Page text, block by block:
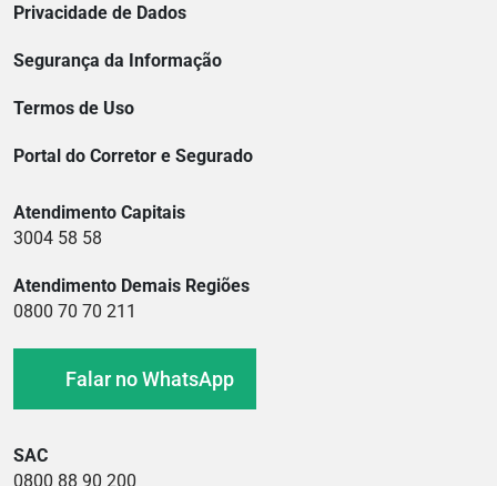
Privacidade de Dados
Segurança da Informação
Termos de Uso
Portal do Corretor e Segurado
Atendimento Capitais
3004 58 58
Atendimento Demais Regiões
0800 70 70 211
Falar no WhatsApp
SAC
0800 88 90 200